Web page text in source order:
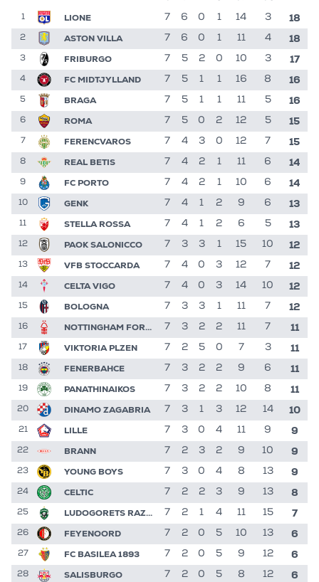
1 LIONE 7 6 0 1 14 3 18
2 ASTON VILLA 7 6 0 1 11 4 18
3 FRIBURGO 7 5 2 0 10 3 17
4 FC MIDTJYLLAND 7 5 1 1 16 8 16
5 BRAGA 7 5 1 1 11 5 16
6 ROMA 7 5 0 2 12 5 15
7 FERENCVAROS 7 4 3 0 12 7 15
8 REAL BETIS 7 4 2 1 11 6 14
9 FC PORTO 7 4 2 1 10 6 14
10 GENK 7 4 1 2 9 6 13
11 STELLA ROSSA 7 4 1 2 6 5 13
12 PAOK SALONICCO 7 3 3 1 15 10 12
13 VFB STOCCARDA 7 4 0 3 12 7 12
14 CELTA VIGO 7 4 0 3 14 10 12
15 BOLOGNA 7 3 3 1 11 7 12
16 NOTTINGHAM FOREST 7 3 2 2 11 7 11
17 VIKTORIA PLZEN 7 2 5 0 7 3 11
18 FENERBAHCE 7 3 2 2 9 6 11
19 PANATHINAIKOS 7 3 2 2 10 8 11
20 DINAMO ZAGABRIA 7 3 1 3 12 14 10
21 LILLE 7 3 0 4 11 9 9
22 BRANN 7 2 3 2 9 10 9
23 YOUNG BOYS 7 3 0 4 8 13 9
24 CELTIC 7 2 2 3 9 13 8
25 LUDOGORETS RAZGRAD 7 2 1 4 11 15 7
26 FEYENOORD 7 2 0 5 10 13 6
27 FC BASILEA 1893 7 2 0 5 9 12 6
28 SALISBURGO 7 2 0 5 8 12 6